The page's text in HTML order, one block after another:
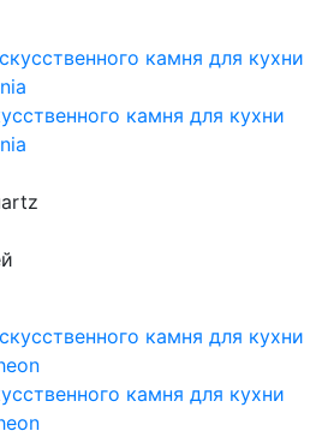
камня для кухни
камня для кухни